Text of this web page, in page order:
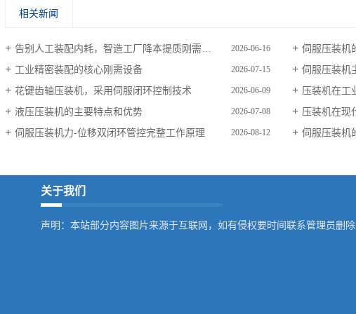
相关新闻
告别人工装配内耗，智造工厂降本提质刚需设备 2026-06-16 伺服压装机
工业精密装配的核心刚需设备 2026-07-15 伺服压装机
花键齿轴压装机，采用伺服闭环控制技术 2026-06-09 压装机在工
液压压装机的主要特点和优势 2026-07-08 压装机在现
伺服压装机力‑位移双闭环管控完整工作原理 2026-08-12 伺服压装机
关于我们
声明：本站部分内容图片来源于互联网，如有侵权要时间联系管理员删除